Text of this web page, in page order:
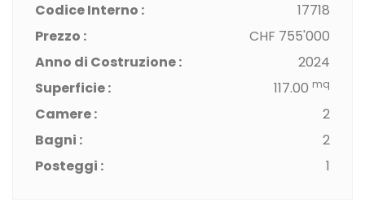
Codice Interno :
17718
Prezzo :
CHF 755'000
Anno di Costruzione :
2024
Superficie :
117.00 mq
Camere :
2
Bagni :
2
Posteggi :
1